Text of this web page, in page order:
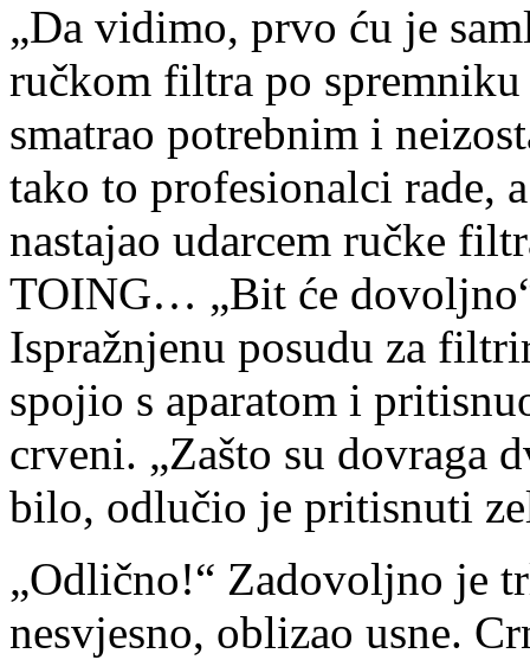
„Da vidimo, prvo ću je
ručkom filtra po
smatrao potrebnim i
tako to profesionalci rade,
nastajao udarcem ručke
TOING… „Bit će
Ispražnjenu posudu za
spojio s aparatom i
crveni. „Zašto su dovraga
bilo, odlučio je pritisnuti
„Odlično!“ Zadovoljno je
nesvjesno, oblizao usne.